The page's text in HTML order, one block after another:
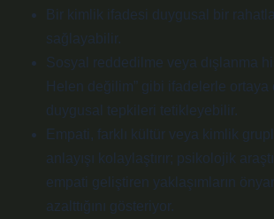
Bir kimlik ifadesi duygusal bir
sağlayabilir.
Sosyal reddedilme veya dışlanma
Helen değilim” gibi ifadelerle ortaya
duygusal tepkileri tetikleyebilir.
Empati, farklı kültür veya kimlik
anlayışı kolaylaştırır; psikolojik
empati geliştiren yaklaşımların
azalttığını gösteriyor.